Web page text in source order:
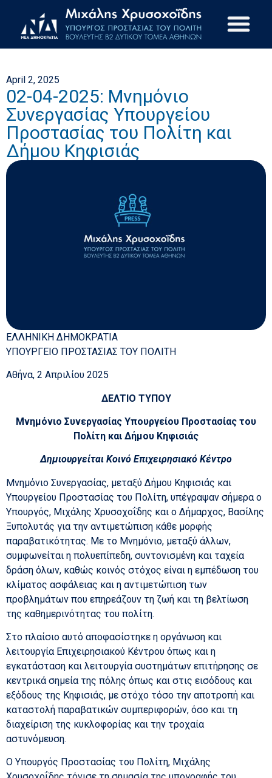
April 2, 2025
02-04-2025: Μνημόνιο
Συνεργασίας Υπουργείου
Προστασίας του Πολίτη και
Δήμου Κηφισιάς
ΕΛΛΗΝΙΚΗ ΔΗΜΟΚΡΑΤΙΑ
ΥΠΟΥΡΓΕΙΟ ΠΡΟΣΤΑΣΙΑΣ ΤΟΥ ΠΟΛΙΤΗ
Αθήνα, 2 Απριλίου 2025
ΔΕΛΤΙΟ ΤΥΠΟΥ
Μνημόνιο Συνεργασίας Υπουργείου Προστασίας του
Πολίτη και Δήμου Κηφισιάς
Δημιουργείται Κοινό Επιχειρησιακό Κέντρο
Μνημόνιο Συνεργασίας, μεταξύ Δήμου Κηφισιάς και
Υπουργείου Προστασίας του Πολίτη, υπέγραψαν σήμερα ο
Υπουργός, Μιχάλης Χρυσοχοΐδης και ο Δήμαρχος, Βασίλης
Ξυπολυτάς για την αντιμετώπιση κάθε μορφής
παραβατικότητας. Με το Μνημόνιο, μεταξύ άλλων,
συμφωνείται η πολυεπίπεδη, συντονισμένη και ταχεία
δράση όλων, καθώς κοινός στόχος είναι η εμπέδωση του
κλίματος ασφάλειας και η αντιμετώπιση των
προβλημάτων που επηρεάζουν τη ζωή και τη βελτίωση
της καθημερινότητας του πολίτη.
Στο πλαίσιο αυτό αποφασίστηκε η οργάνωση και
λειτουργία Επιχειρησιακού Κέντρου όπως και η
εγκατάσταση και λειτουργία συστημάτων επιτήρησης σε
κεντρικά σημεία της πόλης όπως και στις εισόδους και
εξόδους της Κηφισιάς, με στόχο τόσο την αποτροπή και
καταστολή παραβατικών συμπεριφορών, όσο και τη
διαχείριση της κυκλοφορίας και την τροχαία
αστυνόμευση.
Ο Υπουργός Προστασίας του Πολίτη, Μιχάλης